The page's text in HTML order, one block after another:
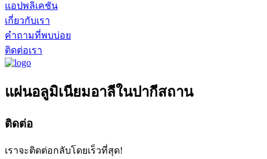
แอปพลิเคชัน
เกี่ยวกับเรา
คำถามที่พบบ่อย
ติดต่อเรา
แผ่นอลูมิเนียมอาลีในปากีสถาน
ติดต่อ
เราจะติดต่อกลับโดยเร็วที่สุด!